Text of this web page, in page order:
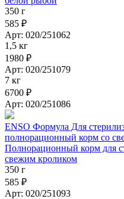
350 г
585 ₽
Арт: 020/251062
1,5 кг
1980 ₽
Арт: 020/251079
7 кг
6700 ₽
Арт: 020/251086
ENSO Формула Для
полнорационный корм со
Полнорационный корм для
свежим кроликом
350 г
585 ₽
Арт: 020/251093